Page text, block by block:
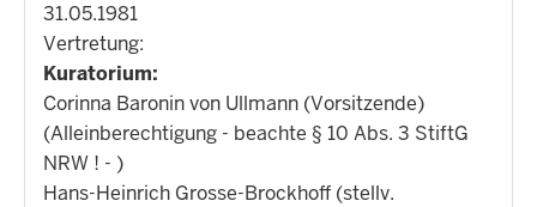
31.05.1981
Vertretung:
Kuratorium:
Corinna Baronin von Ullmann (Vorsitzende)
(Alleinberechtigung - beachte § 10 Abs. 3 StiftG
NRW ! - )
Hans-Heinrich Grosse-Brockhoff (stellv.